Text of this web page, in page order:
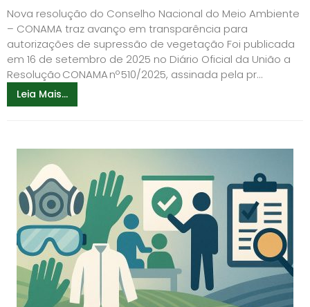
Nova resolução do Conselho Nacional do Meio Ambiente
– CONAMA traz avanço em transparência para
autorizações de supressão de vegetação Foi publicada
em 16 de setembro de 2025 no Diário Oficial da União a
Resolução CONAMA nº 510/2025, assinada pela pr...
Leia Mais...